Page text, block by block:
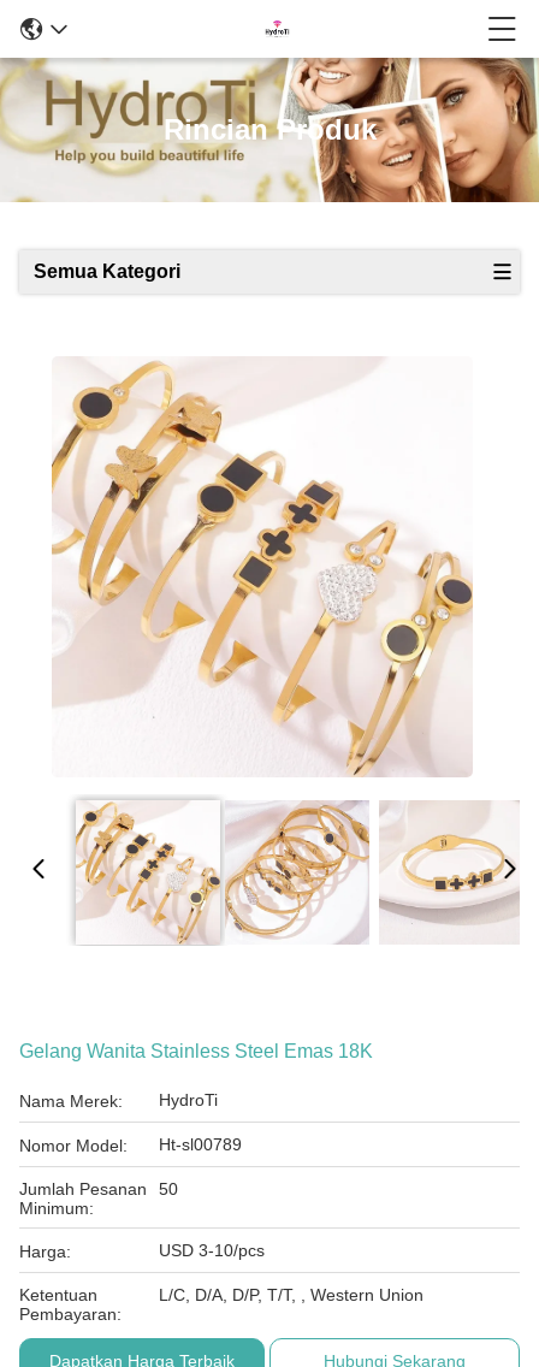
Rincian Produk
Semua Kategori
Gelang Wanita Stainless Steel Emas 18K
Nama Merek: HydroTi
Nomor Model: Ht-sl00789
Jumlah Pesanan
Minimum:
50
Harga: USD 3-10/pcs
Ketentuan
Pembayaran:
L/C, D/A, D/P, T/T, , Western Union
Dapatkan Harga Terbaik Hubungi Sekarang